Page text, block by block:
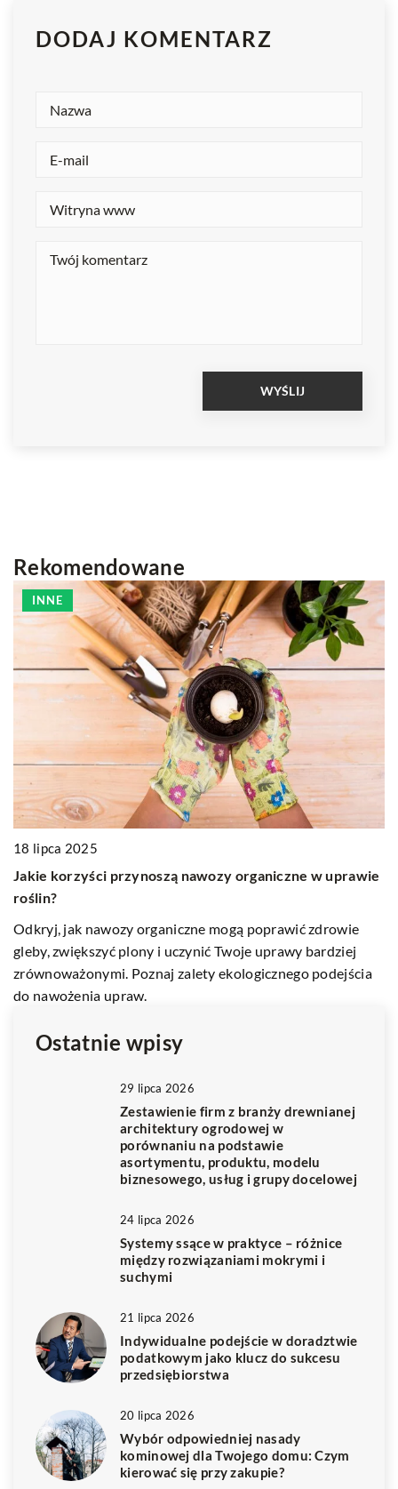
DODAJ KOMENTARZ
Rekomendowane
INNE
18 lipca 2025
Jakie korzyści przynoszą nawozy organiczne w uprawie
roślin?
Odkryj, jak nawozy organiczne mogą poprawić zdrowie
gleby, zwiększyć plony i uczynić Twoje uprawy bardziej
zrównoważonymi. Poznaj zalety ekologicznego podejścia
do nawożenia upraw.
Ostatnie wpisy
29 lipca 2026
Zestawienie firm z branży drewnianej
architektury ogrodowej w
porównaniu na podstawie
asortymentu, produktu, modelu
biznesowego, usług i grupy docelowej
24 lipca 2026
Systemy ssące w praktyce – różnice
między rozwiązaniami mokrymi i
suchymi
21 lipca 2026
Indywidualne podejście w doradztwie
podatkowym jako klucz do sukcesu
przedsiębiorstwa
20 lipca 2026
Wybór odpowiedniej nasady
kominowej dla Twojego domu: Czym
kierować się przy zakupie?